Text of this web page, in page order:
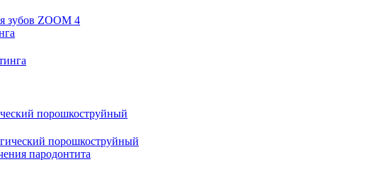
порошкоструйный
пародонтита